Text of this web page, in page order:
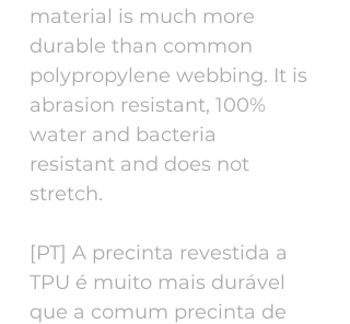
material is much more
durable than common
polypropylene webbing. It is
abrasion resistant, 100%
water and bacteria
resistant and does not
stretch.
[PT] A precinta revestida a
TPU é muito mais durável
que a comum precinta de